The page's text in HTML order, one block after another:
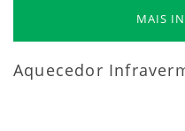
MAIS
Aquecedor